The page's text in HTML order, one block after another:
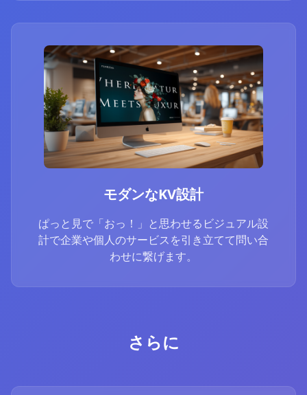
モダンなKV設計
ぱっと見で「おっ！」と思わせるビジュアル設
計で企業や個人のサービスを引き立てて問い合
わせに繋げます。
さらに